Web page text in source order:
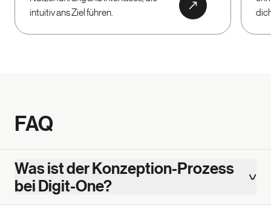
intuitiv ans Ziel führen.
FAQ
Was ist der Konzeption-Prozess
bei Digit-One?